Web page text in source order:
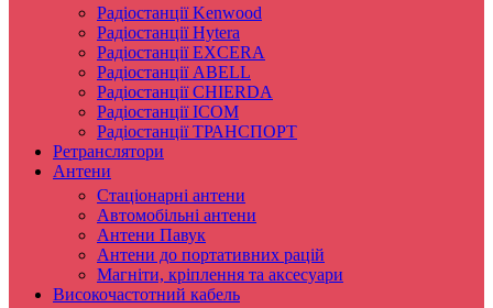
Радіостанції Kenwood
Радіостанції Hytera
Радіостанції EXCERA
Радіостанції ABELL
Радіостанції CHIERDA
Радіостанції ICOM
Радіостанції ТРАНСПОРТ
Ретранслятори
Антени
Стаціонарні антени
Автомобільні антени
Антени Павук
Антени до портативних рацій
Магніти, кріплення та аксесуари
Високочастотний кабель